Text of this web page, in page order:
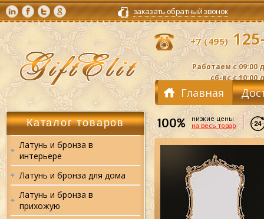
заказать обратный звонок
+7 (495)
Работаем с 09:00
сб-вс с 10:00
Главная
Каталог товаров
Латунь и бронза в
интерьере
Латунь и бронза для дома
Латунь и бронза в
прихожую
низкие цены
на весь товар